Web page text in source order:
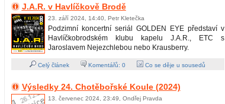
J.A.R. v Havlíčkově Brodě
23. září 2024, 14:40, Petr Kletečka
Podzimní koncertní seriál GOLDEN EYE představí v
Havlíčkobrodském klubu kapelu J.A.R., ETC s
Jaroslavem Nejezchlebou nebo Krausberry.
Celý článek Komentářů: 0 Co se děje u sousedů
Výsledky 24. Chotěbořské Koule (2024)
13. červenec 2024, 23:49, Ondřej Pravda